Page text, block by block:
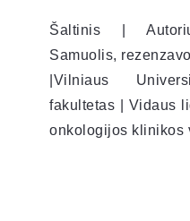
Šaltinis |
Samuolis,
|Vilniaus
fakultetas | Vidaus
onkologijos klinikos